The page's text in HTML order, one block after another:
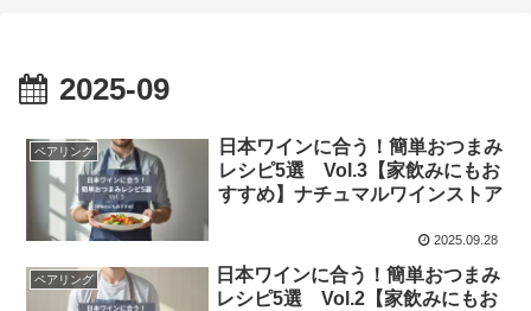
2025-09
ペアリング
日本ワインに合う！簡単おつまみ
レシピ5選 Vol.3【家飲みにもお
すすめ】ナチュマルワインストア
2025.09.28
ペアリング
日本ワインに合う！簡単おつまみ
レシピ5選 Vol.2【家飲みにもお